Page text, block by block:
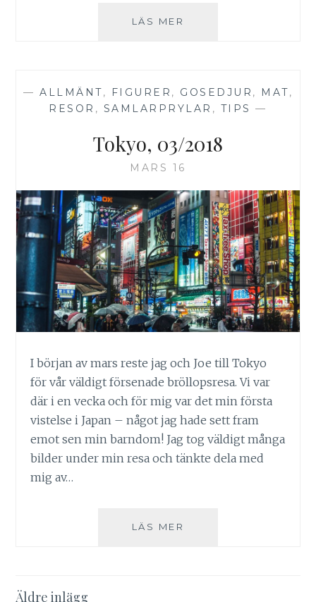
LÄS MER
— ALLMÄNT, FIGURER , GOSEDJUR , MAT,
RESOR , SAMLARPRYLAR , TIPS —
Tokyo, 03/2018
MARS 16
I början av mars reste jag och Joe till Tokyo
för vår väldigt försenade bröllopsresa. Vi var
där i en vecka och för mig var det min första
vistelse i Japan – något jag hade sett fram
emot sen min barndom! Jag tog väldigt många
bilder under min resa och tänkte dela med
mig av…
LÄS MER
Äldre inlägg